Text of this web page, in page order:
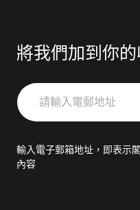
將我們加到你的
請
輸
郵
輸入電子郵箱地址，即表示
內容